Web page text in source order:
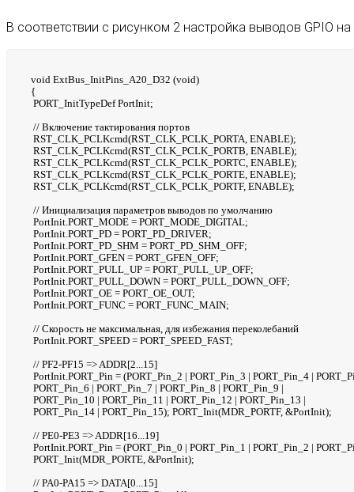
В соответствии с рисунком 2 настройка выводов GPIO
void ExtBus_InitPins_A20_D32 (void)
{
PORT_InitTypeDef PortInit;
// Включение тактирования портов
RST_CLK_PCLKcmd(RST_CLK_PCLK_PORTA, ENABLE);
RST_CLK_PCLKcmd(RST_CLK_PCLK_PORTB, ENABLE);
RST_CLK_PCLKcmd(RST_CLK_PCLK_PORTC, ENABLE);
RST_CLK_PCLKcmd(RST_CLK_PCLK_PORTE, ENABLE);
RST_CLK_PCLKcmd(RST_CLK_PCLK_PORTF, ENABLE);
// Инициализация параметров выводов по умолчанию
PortInit.PORT_MODE = PORT_MODE_DIGITAL;
PortInit.PORT_PD = PORT_PD_DRIVER;
PortInit.PORT_PD_SHM = PORT_PD_SHM_OFF;
PortInit.PORT_GFEN = PORT_GFEN_OFF;
PortInit.PORT_PULL_UP = PORT_PULL_UP_OFF;
PortInit.PORT_PULL_DOWN = PORT_PULL_DOWN_OFF;
PortInit.PORT_OE = PORT_OE_OUT;
PortInit.PORT_FUNC = PORT_FUNC_MAIN;
// Скорость не максимальная, для избежания переколебаний
PortInit.PORT_SPEED = PORT_SPEED_FAST;
// PF2-PF15 => ADDR[2...15]
PortInit.PORT_Pin = (PORT_Pin_2 | PORT_Pin_3 | PORT_Pin_4 |
PORT_Pin_6 | PORT_Pin_7 | PORT_Pin_8 | PORT_Pin_9 |
PORT_Pin_10 | PORT_Pin_11 | PORT_Pin_12 | PORT_Pin_13 |
PORT_Pin_14 | PORT_Pin_15); PORT_Init(MDR_PORTF, &PortInit);
// PE0-PE3 => ADDR[16...19]
PortInit.PORT_Pin = (PORT_Pin_0 | PORT_Pin_1 | PORT_Pin_2 |
PORT_Init(MDR_PORTE, &PortInit);
// PA0-PA15 => DATA[0...15]